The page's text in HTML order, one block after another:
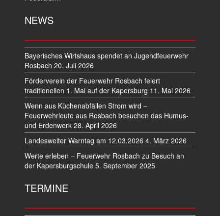
NEWS
Bayerisches Wirtshaus spendet an Jugendfeuerwehr
Rosbach 20. Juli 2026
Förderverein der Feuerwehr Rosbach feiert
traditionellen 1. Mai auf der Kapersburg 11. Mai 2026
Wenn aus Küchenabfällen Strom wird –
Feuerwehrleute aus Rosbach besuchen das Humus-
und Erdenwerk 28. April 2026
Landesweiter Warntag am 12.03.2026 4. März 2026
Werte erleben – Feuerwehr Rosbach zu Besuch an
der Kapersburgschule 5. September 2025
TERMINE